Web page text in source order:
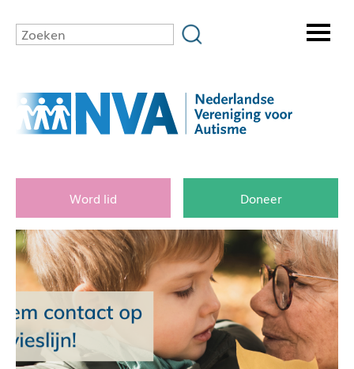
Word lid Doneer